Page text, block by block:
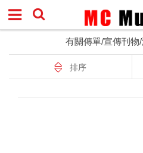
有關傳單/宣傳刊物
排序